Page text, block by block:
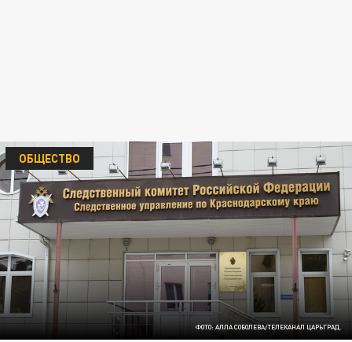
ФОТО: АЛЛА СОБОЛЕВА/ТЕЛЕКАНАЛ ЦАРЬГРАД.
ОБЩЕСТВО